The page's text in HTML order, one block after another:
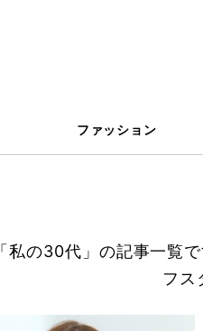
ファッション
「私の30代」の記事一覧
フス